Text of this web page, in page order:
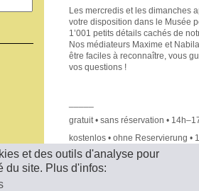
et des outils d'analyse pour
du site. Plus d'infos:
Les mercredis et les dimanches
votre disposition dans le Musée
1’001 petits détails cachés de
Nos médiateurs Maxime et
être faciles à reconnaître, vous
vos questions !
gratuit • sans réservation •
kostenlos • ohne Reservierung •
< RETOUR